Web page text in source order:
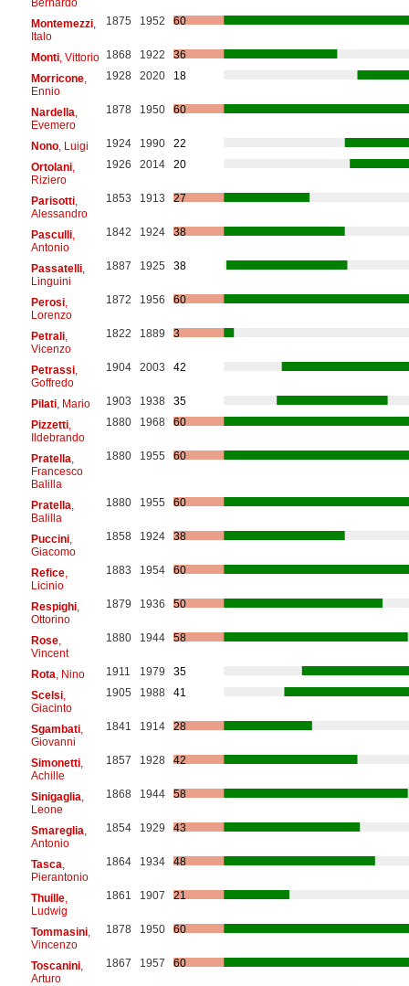
Montemezzi,
Italo
1875 1952 60
Monti, Vittorio 1868 1922
36
Morricone,
Ennio
1928 2020 18
Nardella
Evemero
1878 1950 60
Nono, Luigi 1924 1990
22
Ortolani,
Riziero
1926 2014 20
Parisotti,
Alessandro
1853 1913 27
Pasculli,
Antonio
1842 1924 38
Passatelli,
Linguini
1887 1925 38
Perosi,
Lorenzo
1872 1956 60
Petrali,
Vicenzo
1822 1889 3
Petrassi,
Goffredo
1904 2003 42
Pilati, Mario 1903 1938
35
Pizzetti,
Ildebrando
1880 1968 60
Pratella
Francesco
Balilla
1880 1955 60
Pratella
Balilla
1880 1955 60
Puccini,
Giacomo
1858 1924 38
Refice,
Licinio
1883 1954 60
Respighi,
Ottorino
1879 1936 50
Rose,
Vincent
1880 1944 58
Rota , Nino 1911 1979
35
Scelsi,
Giacinto
1905 1988 41
Sgambati,
Giovanni
1841 1914 28
Simonetti,
Achille
1857 1928 42
Sinigaglia
Leone
1868 1944 58
Smareglia
Antonio
1854 1929 43
Tasca
Pierantonio
1864 1934 48
Thuille,
Ludwig
1861 1907 21
Tommasini,
Vincenzo
1878 1950 60
Toscanini,
Arturo
1867 1957 60